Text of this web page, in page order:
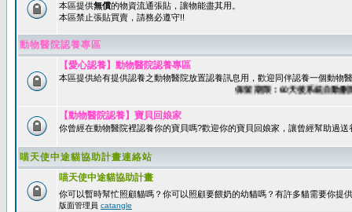
本區提供無償的物資流通張貼，讓物能盡其用。
本區禁止張貼買賣，請務必遵守!!
動物醫院認養專區
【愛心認養】動物醫院認養專區
本區提供給有提供認養之動物醫院放置認養訊息用，歡迎同伴認養一個動物
保留期限：60天後系統自動刪除
【動物醫院認養】寶貝回娘家
你曾經在動物醫院裡認養你的寶貝嗎?歡迎你的寶貝回娘家，讓曾經幫助過
喵天使中途貓協助計畫連絡站
喵天使中途貓協助計畫
你可以暫時幫忙照顧貓嗎？你可以照顧要餵奶的幼貓嗎？有許多貓需要你提
版面管理員 catangle